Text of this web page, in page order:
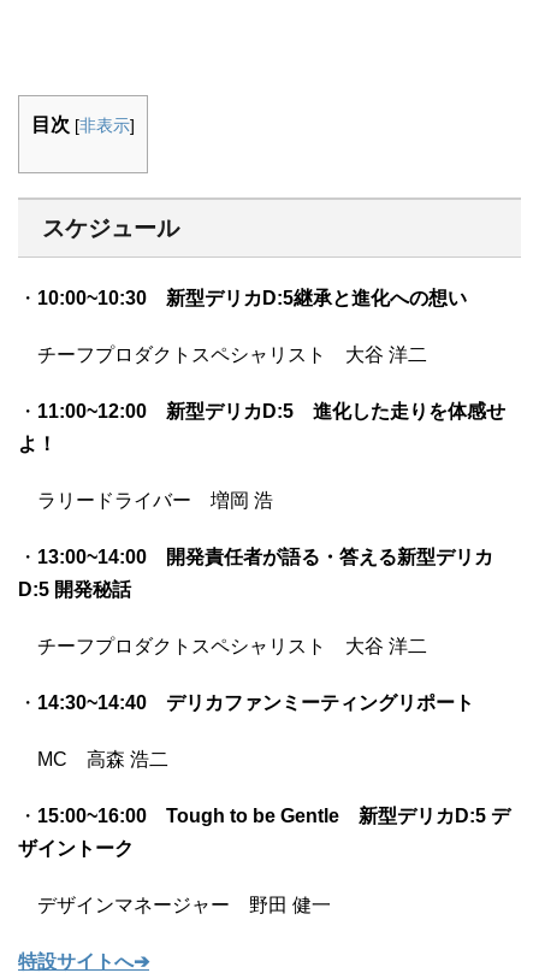
目次 [非表示]
スケジュール
・ 10:00~10:30 新型デリカD:5継承と進化への想い
チーフプロダクトスペシャリスト 大谷 洋二
・ 11:00~12:00 新型デリカD:5 進化した走りを体感せ
よ！
ラリードライバー 増岡 浩
・ 13:00~14:00 開発責任者が語る・答える新型デリカ
D:5 開発秘話
チーフプロダクトスペシャリスト 大谷 洋二
・ 14:30~14:40 デリカファンミーティングリポート
MC 高森 浩二
・ 15:00~16:00 Tough to be Gentle 新型デリカD:5 デ
ザイントーク
デザインマネージャー 野田 健一
特設サイトへ➔